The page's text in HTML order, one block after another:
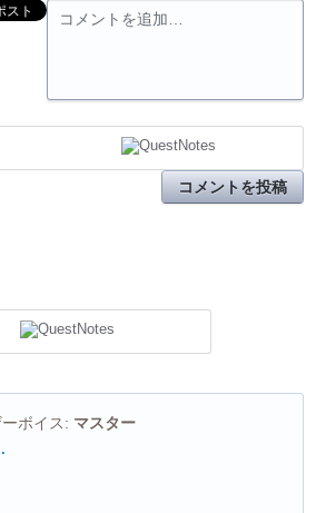
コメントを追加…
コメントを投稿
ボイス: マスター